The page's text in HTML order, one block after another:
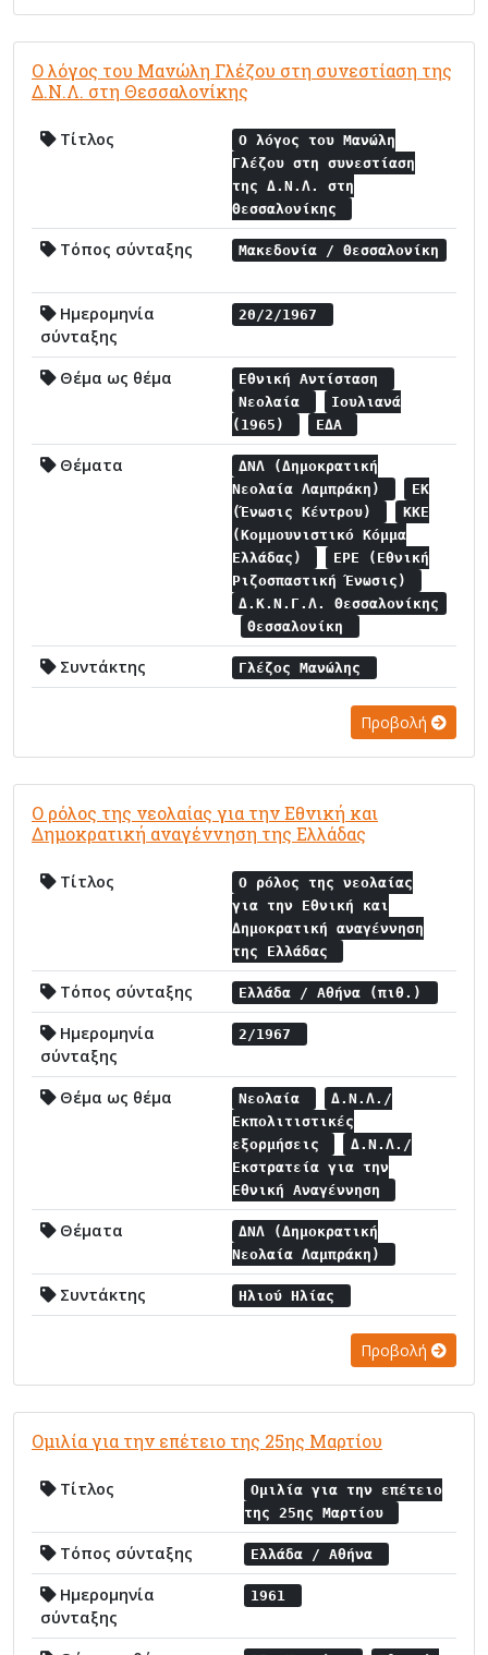
Ο λόγος του Μανώλη Γλέζου στη συνεστίαση της
Δ.Ν.Λ. στη Θεσσαλονίκης
Τίτλος
Ο λόγος του Μανώλη
Γλέζου στη συνεστίαση
της Δ.Ν.Λ. στη
Θεσσαλονίκης
Τόπος σύνταξης Μακεδονία / Θεσσαλονίκη
Ημερομηνία
σύνταξης
20/2/1967
Θέμα ως θέμα
Εθνική Αντίσταση
Νεολαία
Ιουλιανά
(1965)
ΕΔΑ
Θέματα
ΔΝΛ (Δημοκρατική
Νεολαία Λαμπράκη)
ΕΚ
(Ένωσις Κέντρου)
ΚΚΕ
(Κομμουνιστικό Κόμμα
Ελλάδας)
ΕΡΕ (Εθνική
Ριζοσπαστική Ένωσις)
Δ.Κ.Ν.Γ.Λ. Θεσσαλονίκης
Θεσσαλονίκη
Συντάκτης Γλέζος Μανώλης
Προβολή
Ο ρόλος της νεολαίας για την Εθνική και
Δημοκρατική αναγέννηση της Ελλάδας
Τίτλος
Ο ρόλος της νεολαίας
για την Εθνική και
Δημοκρατική αναγέννηση
της Ελλάδας
Τόπος σύνταξης Ελλάδα / Αθήνα (πιθ.)
Ημερομηνία
σύνταξης
2/1967
Θέμα ως θέμα Νεολαία
Δ.Ν.Λ./
Εκπολιτιστικές
εξορμήσεις
Δ.Ν.Λ./
Εκστρατεία για την
Εθνική Αναγέννηση
Θέματα
ΔΝΛ (Δημοκρατική
Νεολαία Λαμπράκη)
Συντάκτης Ηλιού Ηλίας
Προβολή
Ομιλία για την επέτειο της 25ης Μαρτίου
Τίτλος
Ομιλία για την επέτειο
της 25ης Μαρτίου
Τόπος σύνταξης Ελλάδα / Αθήνα
Ημερομηνία
σύνταξης
1961